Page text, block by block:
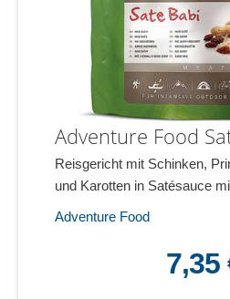
Adventure Food
Reisgericht mit Schinken,
und Karotten in Satésauce
Adventure Food
7,35